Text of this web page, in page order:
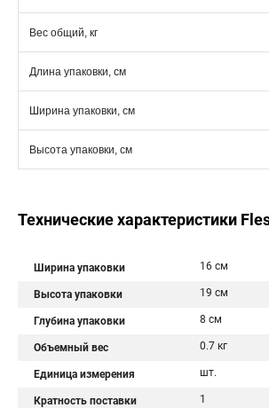
Вес общий, кг
Длина упаковки, см
Ширина упаковки, см
Высота упаковки, см
Технические характеристики
Ширина упаковки 16 см
Высота упаковки 19 см
Глубина упаковки 8 см
Объемный вес 0.7 кг
Единица измерения шт.
Кратность поставки 1